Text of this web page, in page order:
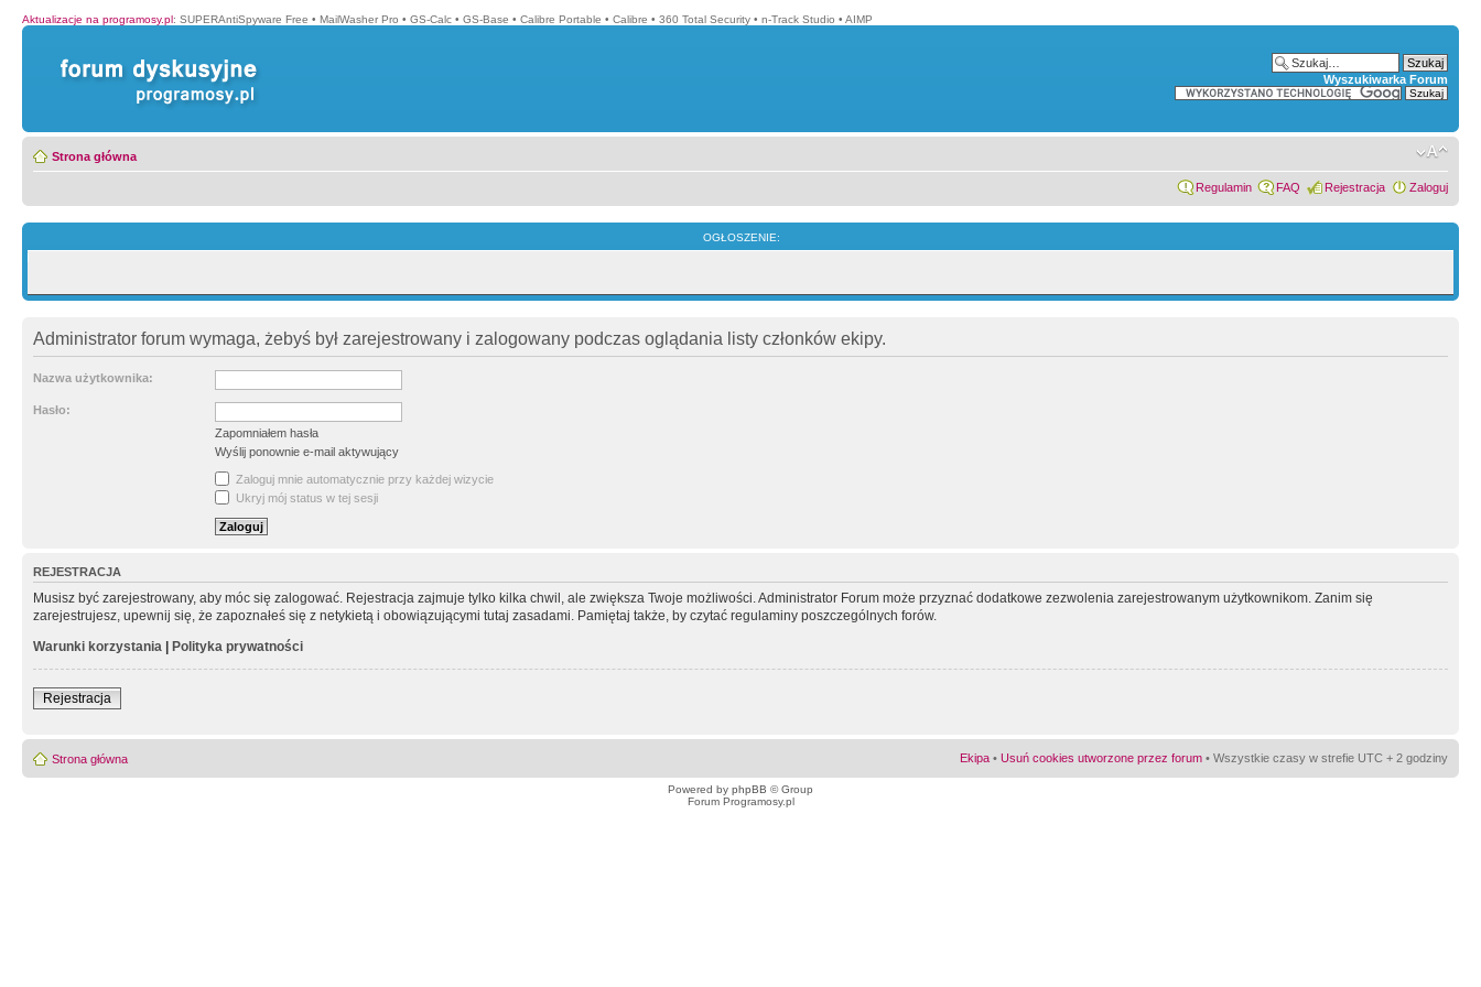
Aktualizacje na programosy.pl: SUPERAntiSpyware Free • MailWasher Pro • GS-Calc • GS-Base • Calibre Portable • Calibre • 360 Total Security • n-Track Studio • AIMP
Wyszukiwarka Forum
Strona główna
Regulamin FAQ Rejestracja Zaloguj
OGŁOSZENIE:
Administrator forum wymaga, żebyś był zarejestrowany i zalogowany podczas oglądania listy członków ekipy.
Nazwa użytkownika:
Hasło:
Zapomniałem hasła
Wyślij ponownie e-mail aktywujący
Zaloguj mnie automatycznie przy każdej wizycie
Ukryj mój status w tej sesji
REJESTRACJA
Musisz być zarejestrowany, aby móc się zalogować. Rejestracja zajmuje tylko kilka chwil, ale zwiększa Twoje możliwości. Administrator Forum może przyznać dodatkowe zezwolenia zarejestrowanym użytkownikom. Zanim się
zarejestrujesz, upewnij się, że zapoznałeś się z netykietą i obowiązującymi tutaj zasadami. Pamiętaj także, by czytać regulaminy poszczególnych forów.
Warunki korzystania | Polityka prywatności
Rejestracja
Strona główna Ekipa • Usuń cookies utworzone przez forum • Wszystkie czasy w strefie UTC + 2 godziny
Powered by phpBB © Group
Forum Programosy.pl